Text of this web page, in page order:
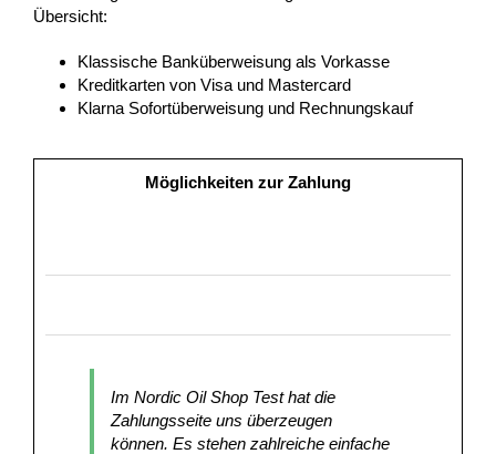
Übersicht:
Klassische Banküberweisung als Vorkasse
Kreditkarten von Visa und Mastercard
Klarna Sofortüberweisung und Rechnungskauf
Möglichkeiten zur Zahlung
Im Nordic Oil Shop Test hat die
Zahlungsseite uns überzeugen
können. Es stehen zahlreiche einfache